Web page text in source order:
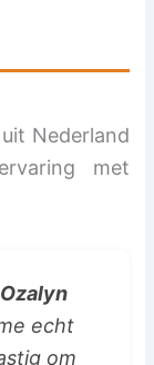
Nederland
met
Ozalyn
echt
om